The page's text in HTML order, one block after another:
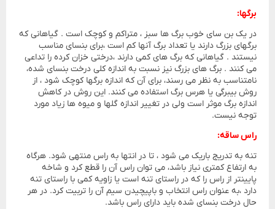
برگها:
در یک بن سای خوب برگ ها سبز ، متراکم و کوچک است . گیاهانی که
برگهای بزرگ دارند یا تعداد برگ آنها کم است ،برای بنسای مناسب
نیستند . گیاهانی که برگ های کمی دارند ،درختی خزان کرده را تداعی
می کنند . برگ های بزرگ نیز نسبت به اندازه کلی درخت بنسای شده،
نامتناسب به نظر می رسند، برای آن که اندازه برگها کوچک شود ، از
روش بیبرگی یا هرس برگ استفاده می کنند. این روش در کاهش
اندازه برگ موثر است ولی در تغییر اندازه گلها و میوه ها زیاد مورد
توجه نیست.
راس ساقه:
تنه به تدریج باریک می شود ، تا در انتها به راس منتهی شود. هرگاه
به ارتفا‎ع کمتری نیاز باشد، می توان راس آن را قطع کرد و شاخه
پایینتر از راس را که در راستای تنه است یا زاویه کمی با راستای تنه
دارد ،به عنوان راس انتخاب و باپیچیدن سیم آن را تربیت کرد. در هر
حال درخت بنسای شده باید دارای راس باشد.